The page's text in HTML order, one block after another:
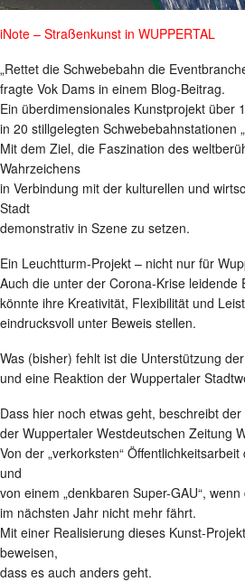
iNote – Straßenkunst in WUPPERTAL
„Rettet die Schwebebahn die
fragte Vok Dams in einem Blog-Beitrag.
Ein überdimensionales Kunstprojekt über
in 20 stillgelegten Schwebebahnstationen
Mit dem Ziel, die Faszination des
Wahrzeichens
in Verbindung mit der kulturellen und
Stadt
demonstrativ in Szene zu setzen.
Ein Leuchtturm-Projekt – nicht nur für
Auch die unter der Corona-Krise leidende
könnte ihre Kreativität, Flexibilität und
eindrucksvoll unter Beweis stellen.
Was (bisher) fehlt ist die Unterstützung
und eine Reaktion der Wuppertaler
Dass hier noch etwas geht, beschreibt
der Wuppertaler Westdeutschen Zeitung
Von der „verkorksten“
und
von einem „denkbaren Super-GAU“,
im nächsten Jahr nicht mehr fährt.
Mit einer Realisierung dieses Kunst-
beweisen,
dass es auch anders geht.